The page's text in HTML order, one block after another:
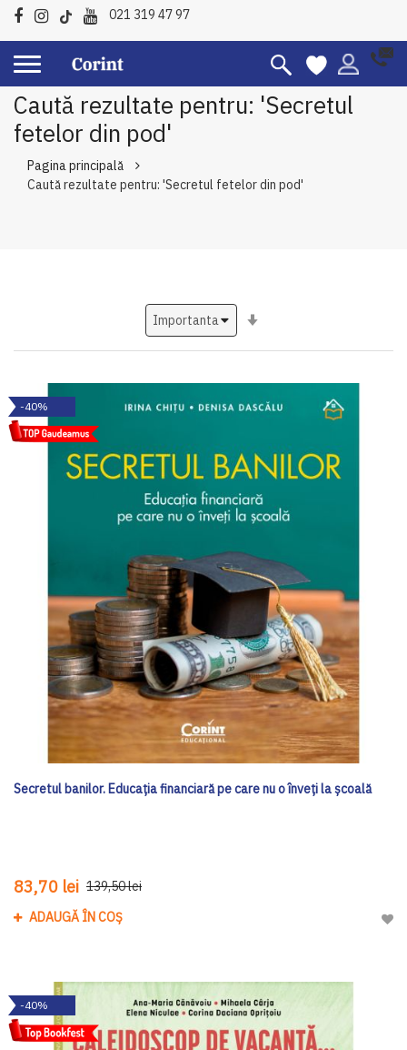
021 319 47 97
Caută rezultate pentru: 'Secretul
fetelor din pod'
Pagina principală
Caută rezultate pentru: 'Secretul fetelor din pod'
-40%
Secretul banilor. Educația financiară pe care nu o înveți la școală
83,70 lei 139,50 lei
ADAUGĂ ÎN COȘ
-40%